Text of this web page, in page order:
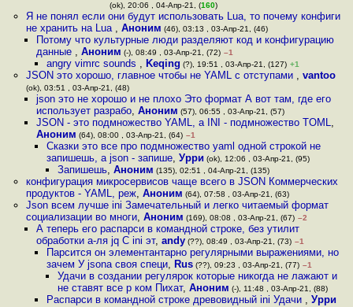
(ok), 20:06 , 04-Апр-21, (160)
Я не понял если они будут использовать Lua, то почему конфиги
не хранить на Lua , Аноним (46), 03:13 , 03-Апр-21, (46)
Потому что культурные люди разделяют код и конфигурацию
данные , Аноним (-), 08:49 , 03-Апр-21, (72) –1
angry vimrc sounds , Keqing (?), 19:51 , 03-Апр-21, (127) +1
JSON это хорошо, главное чтобы не YAML с отступами , vantoo
(ok), 03:51 , 03-Апр-21, (48)
json это не хорошо и не плохо Это формат А вот там, где его
использует разрабо, Аноним (57), 06:55 , 03-Апр-21, (57)
JSON - это подмножество YAML, а INI - подмножество TOML,
Аноним (64), 08:00 , 03-Апр-21, (64) –1
Сказки это все про подмножество yaml одной строкой не
запишешь, а json - запише,Урри (ok), 12:06 , 03-Апр-21, (95)
Запишешь, Аноним (135), 02:51 , 04-Апр-21, (135)
конфигурация микросервисов чаще всего в JSON Коммерческих
продуктов - YAML, реж, Аноним (64), 07:58 , 03-Апр-21, (63)
Json всем лучше ini Замечательный и легко читаемый формат
социализации во многи, Аноним (169), 08:08 , 03-Апр-21, (67) –2
А теперь его распарси в командной строке, без утилит
обработки а-ля jq С ini эт, andy(??), 08:49 , 03-Апр-21, (73) –1
Парсится он элементантарно регулярными выражениями, но
зачем У jsona своя специ, Rus (??), 09:23 , 03-Апр-21, (77) –1
Удачи в создании регулярок которые никогда не лажают и
не ставят все р ком Пихат, Аноним (-), 11:48 , 03-Апр-21, (88)
Распарси в командной строке древовидный ini Удачи ,Урри